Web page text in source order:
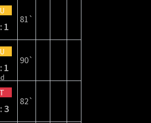
U
81`
U
90`
T
82`